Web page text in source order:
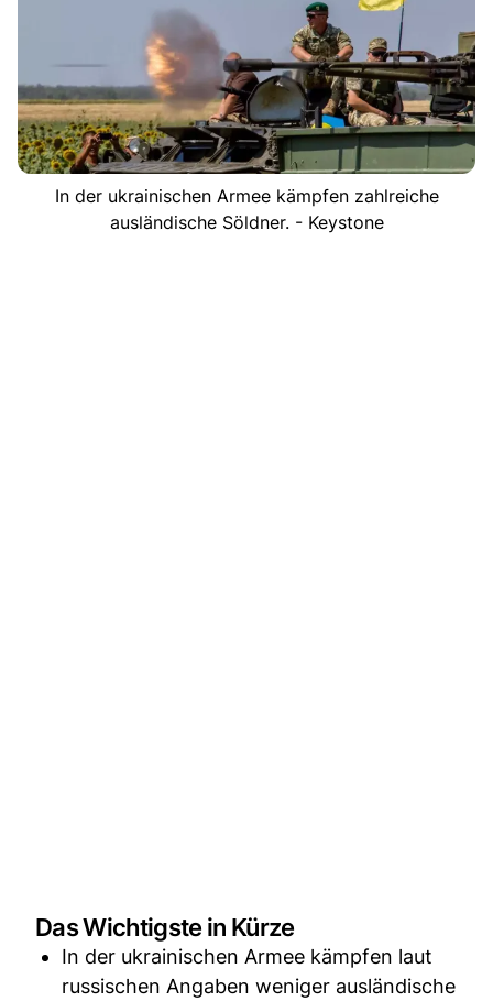
In der ukrainischen Armee kämpfen zahlreiche
ausländische Söldner. - Keystone
Das Wichtigste in Kürze
In der ukrainischen Armee kämpfen laut
russischen Angaben weniger ausländische